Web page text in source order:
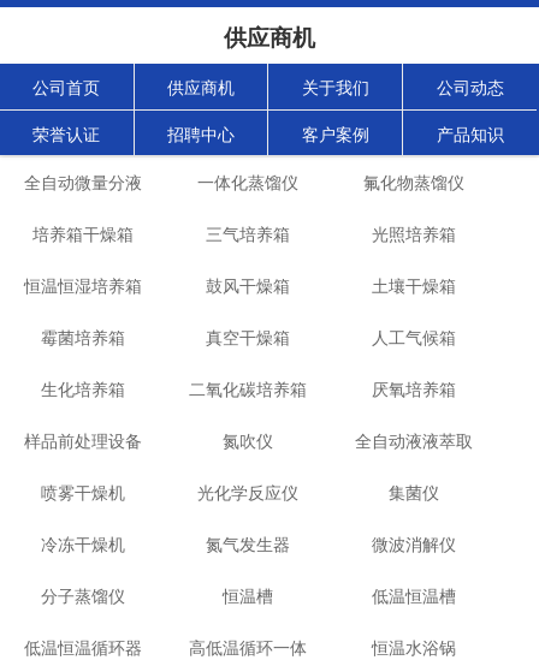
供应商机
公司首页 供应商机 关于我们 公司动态
荣誉认证 招聘中心 客户案例 产品知识
全自动微量分液
仪
一体化蒸馏仪 氟化物蒸馏仪
培养箱干燥箱 三气培养箱 光照培养箱
恒温恒湿培养箱 鼓风干燥箱 土壤干燥箱
霉菌培养箱 真空干燥箱 人工气候箱
生化培养箱 二氧化碳培养箱 厌氧培养箱
样品前处理设备 氮吹仪 全自动液液萃取
仪
喷雾干燥机 光化学反应仪 集菌仪
冷冻干燥机 氮气发生器 微波消解仪
分子蒸馏仪 恒温槽 低温恒温槽
低温恒温循环器 高低温循环一体 恒温水浴锅